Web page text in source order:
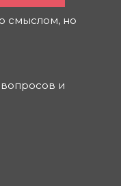
смыслом, но
вопросов и